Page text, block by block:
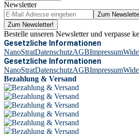
Newsletter
Zum
Zum Newsletter!
Bestelle unseren Newsletter und verpasse
Gesetzliche Informationen
NanoStratDatenschutzAGBImpressum
Gesetzliche Informationen
NanoStratDatenschutzAGBImpressum
Bezahlung & Versand